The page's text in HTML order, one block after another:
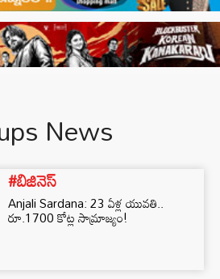
News
#బిజినెస్‌
Anjali Sardana: 23 ఏళ్ల యువతి..
రూ.1700 కోట్ల సామ్రాజ్యం!